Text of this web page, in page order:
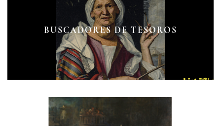
BUSCADORES DE TESOROS
LOS SANTOS INQUISIDORES
BRUJAS MEDIEVALES